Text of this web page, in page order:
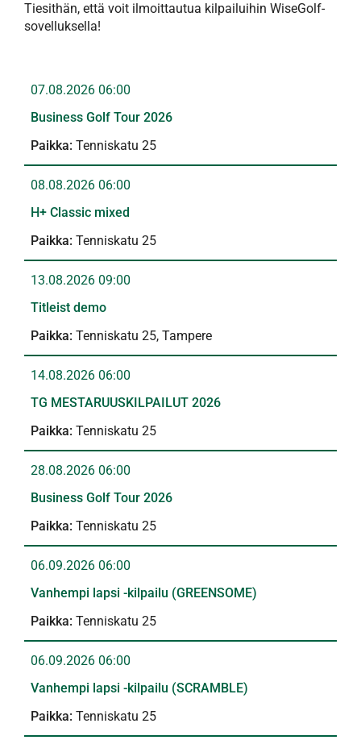
Tiesithän, että voit ilmoittautua kilpailuihin WiseGolf-
sovelluksella!
07.08.2026 06:00
Business Golf Tour 2026
Tenniskatu 25
08.08.2026 06:00
H+ Classic mixed
Tenniskatu 25
13.08.2026 09:00
Titleist demo
Tenniskatu 25, Tampere
14.08.2026 06:00
TG MESTARUUSKILPAILUT 2026
Tenniskatu 25
28.08.2026 06:00
Business Golf Tour 2026
Tenniskatu 25
06.09.2026 06:00
Vanhempi lapsi -kilpailu (GREENSOME)
Tenniskatu 25
06.09.2026 06:00
Vanhempi lapsi -kilpailu (SCRAMBLE)
Tenniskatu 25